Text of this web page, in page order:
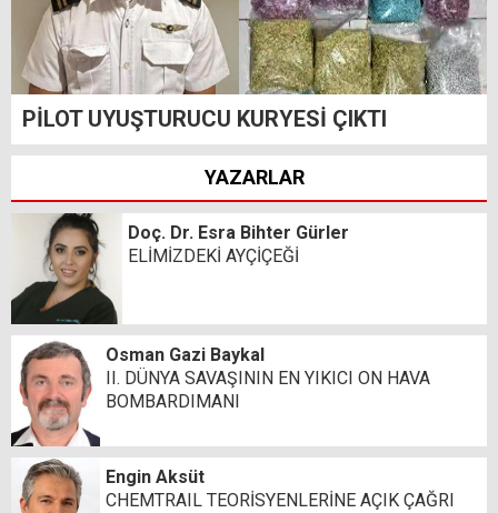
PİLOT UYUŞTURUCU KURYESİ ÇIKTI
YAZARLAR
Doç. Dr. Esra Bihter Gürler
ELİMİZDEKİ AYÇİÇEĞİ
Osman Gazi Baykal
II. DÜNYA SAVAŞININ EN YIKICI ON HAVA
BOMBARDIMANI
Engin Aksüt
CHEMTRAIL TEORİSYENLERİNE AÇIK ÇAĞRI